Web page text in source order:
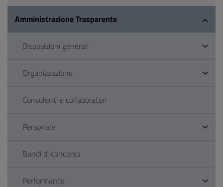
Amministrazione Trasparente
Disposizioni generali
Organizzazione
Consulenti e collaboratori
Personale
Bandi di concorso
Performance